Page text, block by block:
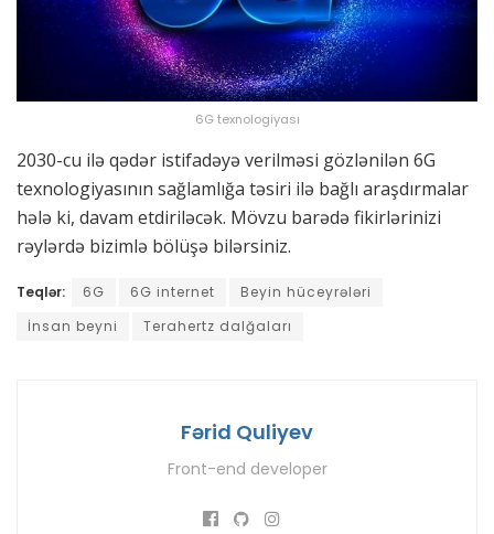
6G texnologiyası
2030-cu ilə qədər istifadəyə verilməsi gözlənilən 6G
texnologiyasının sağlamlığa təsiri ilə bağlı araşdırmalar
hələ ki, davam etdiriləcək. Mövzu barədə fikirlərinizi
rəylərdə bizimlə bölüşə bilərsiniz.
Teqlər: 6G 6G internet
Beyin hüceyrələri
İnsan beyni
Terahertz dalğaları
Fərid Quliyev
Front-end developer